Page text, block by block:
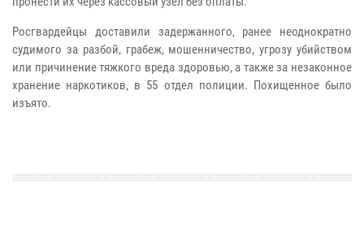
Росгвардейцы доставили задержанного, ранее неоднократно
судимого за разбой, грабеж, мошенничество, угрозу убийством
или причинение тяжкого вреда здоровью, а также за незаконное
хранение наркотиков, в 55 отдел полиции. Похищенное было
изъято.